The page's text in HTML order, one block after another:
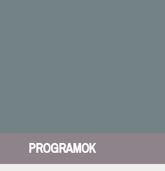
PROGRAMOK